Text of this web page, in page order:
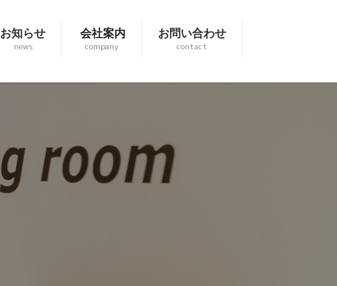
お知らせ
news
会社案内
company
お問い合わせ
contact